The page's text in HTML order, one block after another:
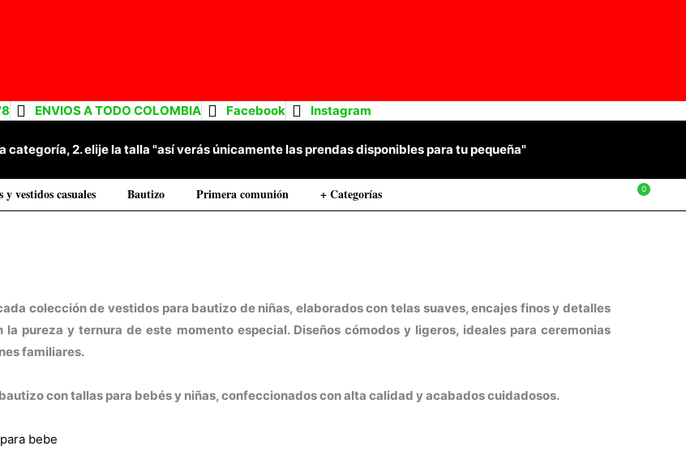
ENVIOS A TODO COLOMBIA Facebook Instagram
categoría, 2. elije la talla "así verás únicamente las prendas disponibles para tu pequeña"
vestidos casuales Bautizo Primera comunión + Categorías
colección de vestidos para bautizo de niñas, elaborados con telas suaves, encajes finos y detalles
la pureza y ternura de este momento especial. Diseños cómodos y ligeros, ideales para ceremonias
familiares.
con tallas para bebés y niñas, confeccionados con alta calidad y acabados cuidadosos.
Ordenado